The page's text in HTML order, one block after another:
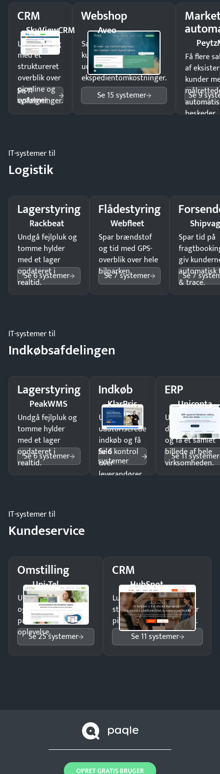
CRM
SkyViewCRM
Luk flere salg
med et
struktureret
overblik over
pipeline og
opfølgninger.
Se 11
systemer
Webshop
Aveo
Sælg produkter 24/7 til
kunder i hele landet
uden
ekspedientomkostninger.
Se 15 systemer
Få flere
af
kunder
beskeder.
Se 9
IT-systemer til
Logistik
Lagerstyring
Rackbeat
Undgå fejlpluk og
tomme hylder
med et lager
opdateret i
realtid.
Se 6 systemer
Flådestyring
Webfleet
Spar brændstof
og tid med GPS-
overblik over hele
bilparken.
Se 7 systemer
Spar tid på
giv
automatisk
& trace.
Se 7
IT-systemer til
Indkøbsafdelingen
Lagerstyring
PeakWMS
Undgå fejlpluk og
tomme hylder
med et lager
opdateret i
realtid.
Se 6 systemer
Indkøb
KlarPris
Undgå
uautoriserede
indkøb og få
fuld kontrol
over
leverandører
Se 6
systemer
ERP
Uniconta
Undgå
og få ét samlet
billede af hele
virksomheden.
Se 11 systemer
IT-systemer til
Kundeservice
Omstilling
Uni-Tel
Undgå tabte opkald
og giv kunderne en
professionel
oplevelse.
Se 25 systemer
CRM
HubSpot
Luk flere salg med et
struktureret overblik over
pipeline og opfølgninger.
Se 11 systemer
OPRET GRATIS BRUGER